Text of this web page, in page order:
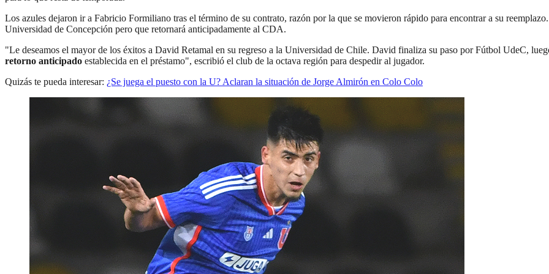
Los azules dejaron ir a Fabricio Formiliano tras el término de su contrato, razón por la que se movieron rápido para encontrar a su
Universidad de Concepción pero que retornará anticipadamente al CDA.
"Le deseamos el mayor de los éxitos a David Retamal en su regreso a la Universidad de Chile. David finaliza su paso por Fútbol UdeC,
retorno anticipado establecida en el préstamo", escribió el club de la octava región para despedir al jugador.
Quizás te pueda interesar: ¿Se juega el puesto con la U? Aclaran la situación de Jorge Almirón en Colo Colo